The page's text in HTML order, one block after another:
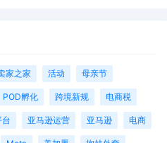
家之家 活动 母亲节
POD孵化 跨境新规 电商税
亚马逊运营 亚马逊 电商